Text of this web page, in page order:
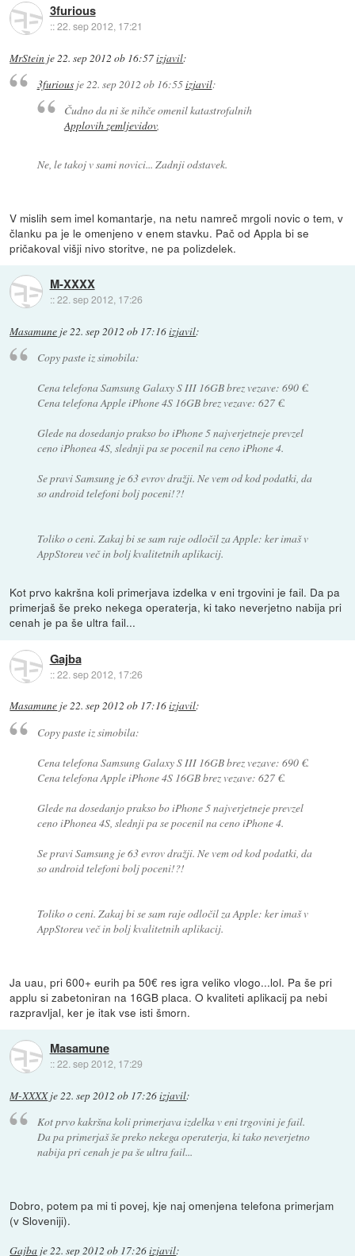
3furious
::22. sep 2012, 17:21
MrStein je 22. sep 2012 ob 16:57izjavil:
3furiousje22. sep 2012 ob 16:55izjavil:
Čudno da ni še nihče omenil katastrofalnih
Applovih zemljevidov,
Ne, le takoj v sami novici... Zadnji odstavek.
V mislih sem imel komantarje, na netu namreč mrgoli novic o tem, v
članku pa je le omenjeno v enem stavku. Pač od Appla bi se
pričakoval višji nivo storitve, ne pa polizdelek.
M-XXXX
::22. sep 2012, 17:26
Masamune je22. sep 2012 ob 17:16izjavil:
Copy paste iz simobila:
Cena telefona Samsung Galaxy S III 16GB brez vezave: 690 €.
Cena telefona Apple iPhone 4S 16GB brez vezave: 627 €.
Glede na dosedanjo prakso bo iPhone 5 najverjetneje prevzel
ceno iPhonea 4S, slednji pa se pocenil na ceno iPhone 4.
Se pravi Samsung je 63 evrov dražji. Ne vem od kod podatki, da
so android telefoni bolj poceni!?!
Toliko o ceni. Zakaj bi se sam raje odločil za Apple: ker imaš v
AppStoreu več in bolj kvalitetnih aplikacij.
Kot prvo kakršna koli primerjava izdelka v eni trgovini je fail. Da pa
primerjaš še preko nekega operaterja, ki tako neverjetno nabija pri
cenah je pa še ultra fail...
Gajba
::22. sep 2012, 17:26
Masamune je22. sep 2012 ob 17:16izjavil:
Copy paste iz simobila:
Cena telefona Samsung Galaxy S III 16GB brez vezave: 690 €.
Cena telefona Apple iPhone 4S 16GB brez vezave: 627 €.
Glede na dosedanjo prakso bo iPhone 5 najverjetneje prevzel
ceno iPhonea 4S, slednji pa se pocenil na ceno iPhone 4.
Se pravi Samsung je 63 evrov dražji. Ne vem od kod podatki, da
so android telefoni bolj poceni!?!
Toliko o ceni. Zakaj bi se sam raje odločil za Apple: ker imaš v
AppStoreu več in bolj kvalitetnih aplikacij.
Ja uau, pri 600+ eurih pa 50€ res igra veliko vlogo...lol. Pa še pri
applu si zabetoniran na 16GB placa. O kvaliteti aplikacij pa nebi
razpravljal, ker je itak vse isti šmorn.
Masamune
::22. sep 2012, 17:29
M-XXXXje22. sep 2012 ob 17:26izjavil:
Kot prvo kakršna koli primerjava izdelka v eni trgovini je fail.
Da pa primerjaš še preko nekega operaterja, ki tako neverjetno
nabija pri cenah je pa še ultra fail...
Dobro, potem pa mi ti povej, kje naj omenjena telefona primerjam
(v Sloveniji).
Gajba je22. sep 2012 ob 17:26izjavil: